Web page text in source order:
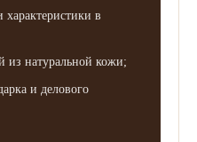
в
из натуральной кожи;
и делового